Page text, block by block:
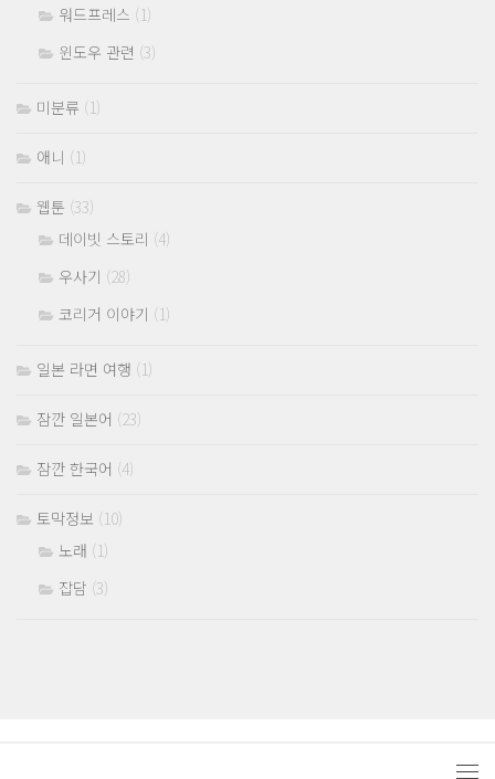
워드프레스 (1)
윈도우 관련 (3)
미분류 (1)
애니 (1)
웹툰 (33)
데이빗 스토리 (4)
우사기 (28)
코리거 이야기 (1)
일본 라면 여행 (1)
잠깐 일본어 (23)
잠깐 한국어 (4)
토막정보 (10)
노래 (1)
잡담 (3)